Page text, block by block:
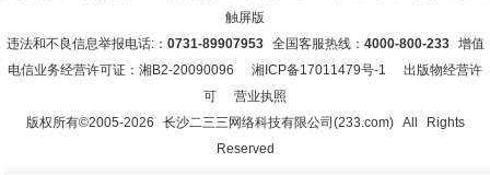
触屏版
违法和不良信息举报电话:： 0731-89907953全国客服热线： 4000-800-233增值
电信业务经营许可证：湘B2-20090096 湘ICP备17011479号-1
出版物经营许
可
营业执照
版权所有©2005-2026 长沙二三三网络科技有限公司(233.com)All Rights
Reserved